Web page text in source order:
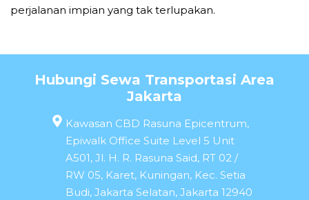
perjalanan impian yang tak terlupakan.
Hubungi Sewa Transportasi Area
Jakarta
Kawasan CBD Rasuna Epicentrum,
Epiwalk Office Suite Level 5 Unit
A501, Jl. H. R. Rasuna Said, RT 02 /
RW 05, Karet, Kuningan, Kec. Setia
Budi, Jakarta Selatan, Jakarta 12940